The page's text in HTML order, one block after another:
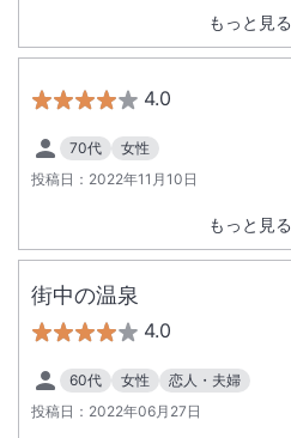
もっと見る
4.0
70代
女性
投稿日： 2022年11月10日
もっと見る
街中の温泉
4.0
60代 女性
恋人・夫婦
投稿日： 2022年06月27日